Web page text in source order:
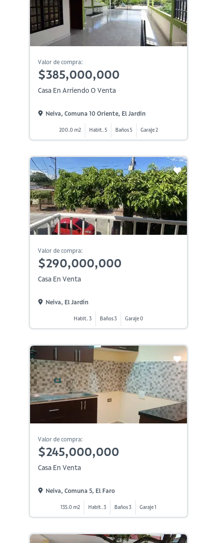
Valor de compra:
$385,000,000
Casa En Arriendo O Venta
Neiva, Comuna 10 Oriente, El Jardin
200.0 m2 Habit. 5 Baños 5 Garaje 2
Valor de compra:
$290,000,000
Casa En Venta
Neiva, El Jardin
Habit. 3 Baños 3 Garaje 0
Valor de compra:
$245,000,000
Casa En Venta
Neiva, Comuna 5, El Faro
135.0 m2 Habit. 3 Baños 3 Garaje 1